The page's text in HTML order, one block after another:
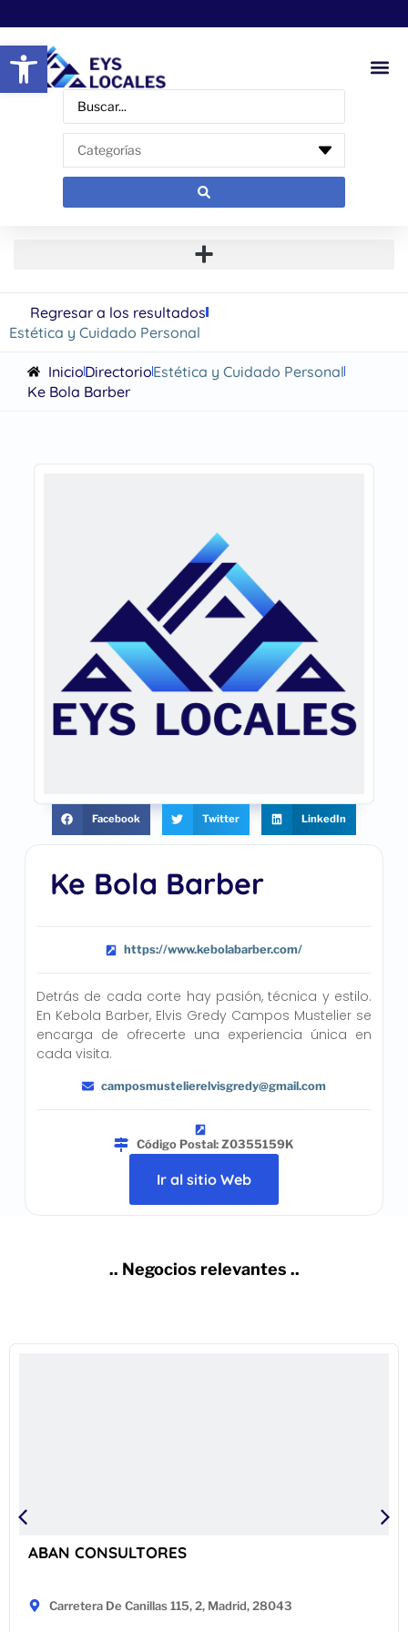
Abrir barra de herramientas
Regresar a los resultados
Estética y Cuidado Personal
InicioDirectorioEstética y Cuidado Personal
Ke Bola Barber
Ke Bola Barber
https://www.kebolabarber.com/
Detrás de cada corte hay pasión, técnica y estilo.
En Kebola Barber, Elvis Gredy Campos Mustelier se
encarga de ofrecerte una experiencia única en
cada visita.
camposmustelierelvisgredy@gmail.com
Código Postal: Z0355159K
Ir al sitio Web
Facebook Twitter LinkedIn
.. Negocios relevantes ..
ABAN CONSULTORES
Carretera De Canillas 115, 2, Madrid, 28043